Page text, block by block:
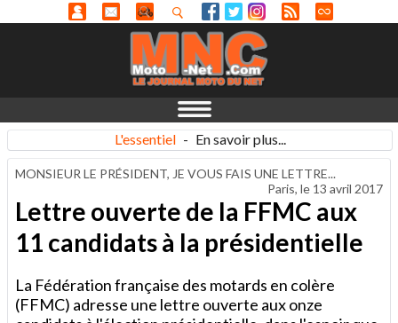
L'essentiel - En savoir plus...
MONSIEUR LE PRÉSIDENT, JE VOUS FAIS UNE LETTRE...
Paris, le 13 avril 2017
Lettre ouverte de la FFMC aux
11 candidats à la présidentielle
La Fédération française des motards en colère
(FFMC) adresse une lettre ouverte aux onze